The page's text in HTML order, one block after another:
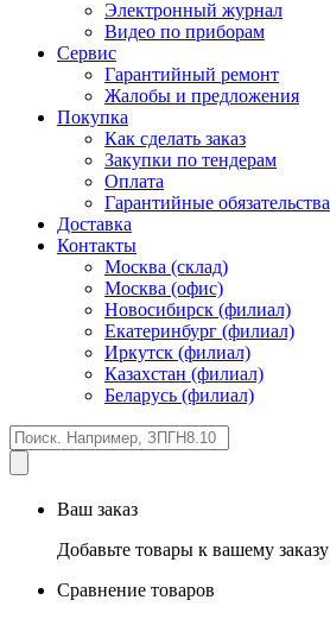
Электронный журнал
Видео по приборам
Сервис
Гарантийный ремонт
Жалобы и предложения
Покупка
Как сделать заказ
Закупки по тендерам
Оплата
Гарантийные обязательства
Доставка
Контакты
Москва (склад)
Москва (офис)
Новосибирск (филиал)
Екатеринбург (филиал)
Иркутск (филиал)
Казахстан (филиал)
Беларусь (филиал)
Ваш заказ
Добавьте товары к вашему заказу
Сравнение товаров